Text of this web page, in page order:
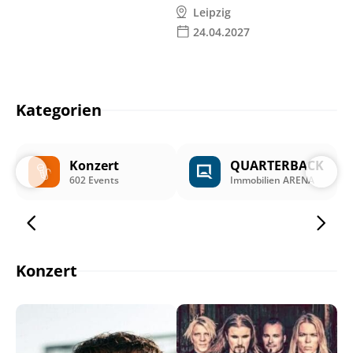
Leipzig
24.04.2027
Kategorien
Konzert
602 Events
QUARTERBACK
Immobilien ARENA
Konzert